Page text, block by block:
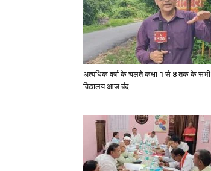
अत्यधिक वर्षा के चलते कक्षा 1 से 8 तक के सभी
विद्यालय आज बंद